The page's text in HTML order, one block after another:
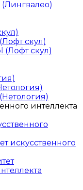
скул)
(Лофт скул)
интеллекта
искусственного